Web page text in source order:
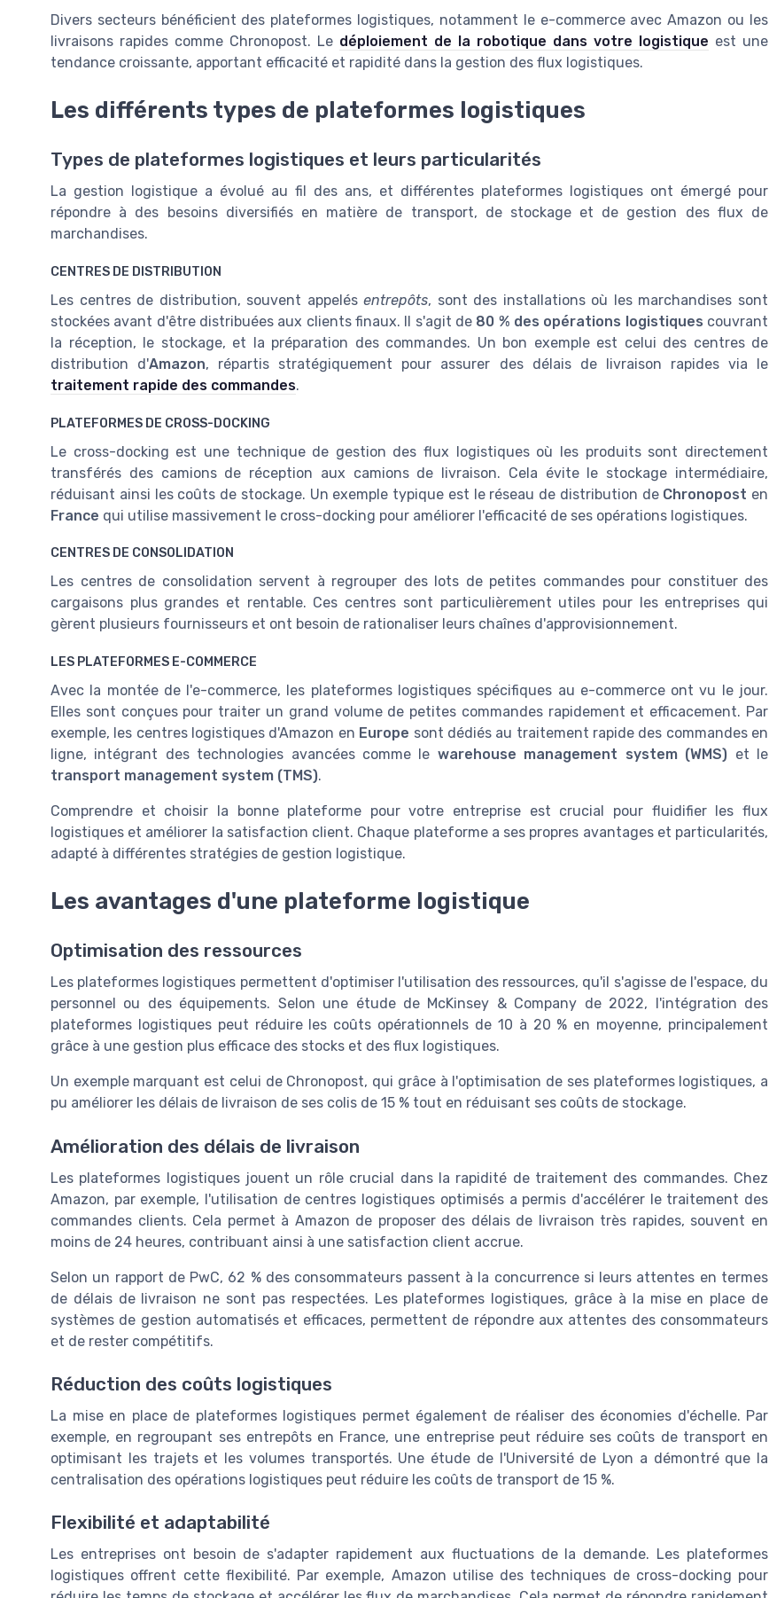
Divers secteurs bénéficient des plateformes logistiques, notamment le e-commerce avec Amazon ou les
livraisons rapides comme Chronopost. Le déploiement de la robotique dans votre logistique est une
tendance croissante, apportant efficacité et rapidité dans la gestion des flux logistiques.
Les différents types de plateformes logistiques
Types de plateformes logistiques et leurs particularités
La gestion logistique a évolué au fil des ans, et différentes plateformes logistiques ont émergé pour
répondre à des besoins diversifiés en matière de transport, de stockage et de gestion des flux de
marchandises.
CENTRES DE DISTRIBUTION
Les centres de distribution, souvent appelésentrepôts, sont des installations où les marchandises sont
stockées avant d'être distribuées aux clients finaux. Il s'agit de 80 % des opérations logistiques couvrant
la réception, le stockage, et la préparation des commandes. Un bon exemple est celui des centres de
distribution d'Amazon, répartis stratégiquement pour assurer des délais de livraison rapides via le
traitement rapide des commandes.
PLATEFORMES DE CROSS-DOCKING
Le cross-docking est une technique de gestion des flux logistiques où les produits sont directement
transférés des camions de réception aux camions de livraison. Cela évite le stockage intermédiaire,
réduisant ainsi les coûts de stockage. Un exemple typique est le réseau de distribution de Chronopost en
France qui utilise massivement le cross-docking pour améliorer l'efficacité de ses opérations logistiques.
CENTRES DE CONSOLIDATION
Les centres de consolidation servent à regrouper des lots de petites commandes pour constituer des
cargaisons plus grandes et rentable. Ces centres sont particulièrement utiles pour les entreprises qui
gèrent plusieurs fournisseurs et ont besoin de rationaliser leurs chaînes d'approvisionnement.
LES PLATEFORMES E-COMMERCE
Avec la montée de l'e-commerce, les plateformes logistiques spécifiques au e-commerce ont vu le jour.
Elles sont conçues pour traiter un grand volume de petites commandes rapidement et efficacement. Par
exemple, les centres logistiques d'Amazon en Europe sont dédiés au traitement rapide des commandes en
ligne, intégrant des technologies avancées comme le warehouse management system (WMS) et le
transport management system (TMS).
Comprendre et choisir la bonne plateforme pour votre entreprise est crucial pour fluidifier les flux
logistiques et améliorer la satisfaction client. Chaque plateforme a ses propres avantages et particularités,
adapté à différentes stratégies de gestion logistique.
Les avantages d'une plateforme logistique
Optimisation des ressources
Les plateformes logistiques permettent d'optimiser l'utilisation des ressources, qu'il s'agisse de l'espace, du
personnel ou des équipements. Selon une étude de McKinsey & Company de 2022, l'intégration des
plateformes logistiques peut réduire les coûts opérationnels de 10 à 20 % en moyenne, principalement
grâce à une gestion plus efficace des stocks et des flux logistiques.
Un exemple marquant est celui de Chronopost, qui grâce à l'optimisation de ses plateformes logistiques, a
pu améliorer les délais de livraison de ses colis de 15 % tout en réduisant ses coûts de stockage.
Amélioration des délais de livraison
Les plateformes logistiques jouent un rôle crucial dans la rapidité de traitement des commandes. Chez
Amazon, par exemple, l'utilisation de centres logistiques optimisés a permis d'accélérer le traitement des
commandes clients. Cela permet à Amazon de proposer des délais de livraison très rapides, souvent en
moins de 24 heures, contribuant ainsi à une satisfaction client accrue.
Selon un rapport de PwC, 62 % des consommateurs passent à la concurrence si leurs attentes en termes
de délais de livraison ne sont pas respectées. Les plateformes logistiques, grâce à la mise en place de
systèmes de gestion automatisés et efficaces, permettent de répondre aux attentes des consommateurs
et de rester compétitifs.
Réduction des coûts logistiques
La mise en place de plateformes logistiques permet également de réaliser des économies d'échelle. Par
exemple, en regroupant ses entrepôts en France, une entreprise peut réduire ses coûts de transport en
optimisant les trajets et les volumes transportés. Une étude de l'Université de Lyon a démontré que la
centralisation des opérations logistiques peut réduire les coûts de transport de 15 %.
Flexibilité et adaptabilité
Les entreprises ont besoin de s'adapter rapidement aux fluctuations de la demande. Les plateformes
logistiques offrent cette flexibilité. Par exemple, Amazon utilise des techniques de cross-docking pour